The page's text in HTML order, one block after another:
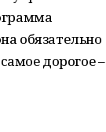
обязательно
дорогое –